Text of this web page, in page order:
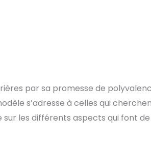
par sa promesse de
s’adresse à celles qui
les différents aspects qui font